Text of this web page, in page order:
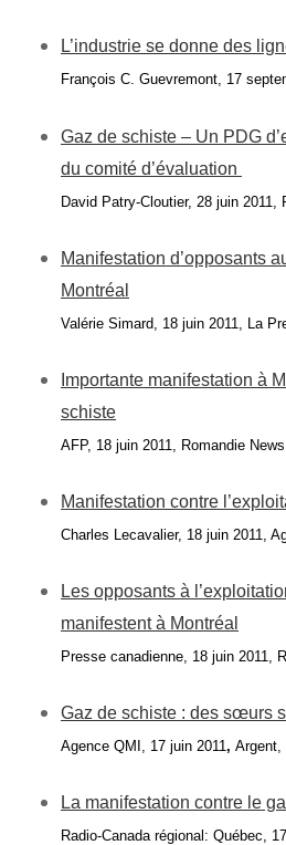
L’industrie se donne des
François C. Guevremont, 17
Gaz de schiste – Un PDG
du comité d’évaluation
David Patry-Cloutier, 28 juin 2011,
Manifestation d’opposants
Montréal
Valérie Simard, 18 juin 2011, La
Importante manifestation à
schiste
AFP, 18 juin 2011, Romandie News
Manifestation contre
Charles Lecavalier, 18 juin 2011,
Les opposants à
manifestent à Montréal
Presse canadienne, 18 juin 2011,
Gaz de schiste : des sœurs
Agence QMI, 17 juin 2011, Argent,
La manifestation contre le
Radio-Canada régional: Québec,